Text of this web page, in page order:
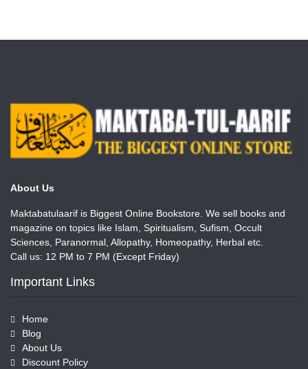
About Us
Maktabatulaarif is Biggest Online Bookstore. We sell books and
magazine on topics like Islam, Spiritualism, Sufism, Occult
Sciences, Paranormal, Allopathy, Homeopathy, Herbal etc.
Call us: 12 PM to 7 PM (Except Friday)
Important Links
Home
Blog
About Us
Discount Policy